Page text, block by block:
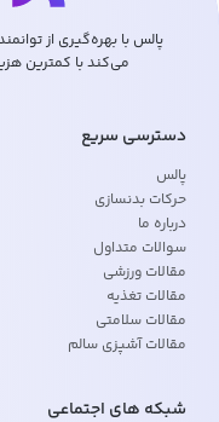
پالس با بهره‌گیری از
می‌کند با کمترین
دسترسی سریع
پالس
حرکات بدنسازی
درباره ما
سوالات متداول
مقالات ورزشی
مقالات تغذیه
مقالات سلامتی
مقالات آشپزی سالم
شبکه های اجتماعی